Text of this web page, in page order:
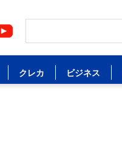
クレカ ビジネス